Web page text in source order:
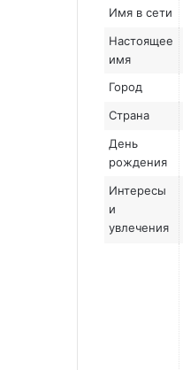
Имя в сети
Настоящее
имя
Город
Страна
День
рождения
Интересы
и
увлечения